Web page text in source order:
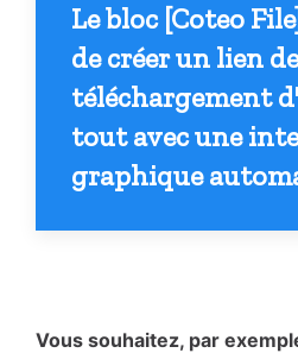
Le bloc [Coteo
de créer un lien de
téléchargement
tout avec une
graphique
Vous souhaitez, par